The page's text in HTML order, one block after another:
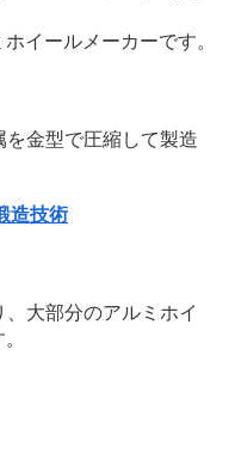
イールメーカーです。
金型で圧縮して製造
造技術
大部分のアルミホイ